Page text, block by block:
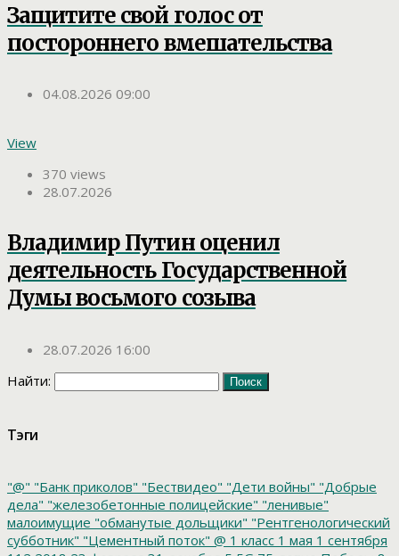
Защитите свой голос от
постороннего вмешательства
04.08.2026 09:00
View
370 views
28.07.2026
Владимир Путин оценил
деятельность Государственной
Думы восьмого созыва
28.07.2026 16:00
Найти:
Тэги
"@" "Банк приколов" "Бествидео" "Дети войны" "Добрые
дела" "железобетонные полицейские" "ленивые"
малоимущие "обманутые дольщики" "Рентгенологический
субботник" "Цементный поток" @ 1 класс 1 мая 1 сентября